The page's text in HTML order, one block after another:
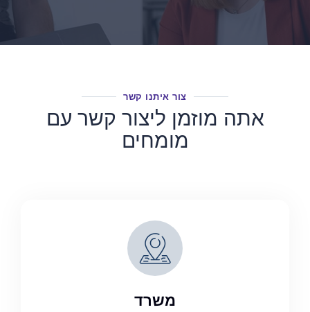
צור איתנו קשר
אתה מוזמן ליצור קשר עם
מומחים
משרד